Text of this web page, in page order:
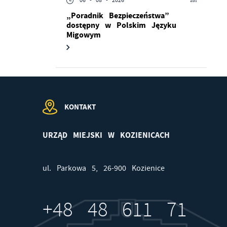
„Poradnik Bezpieczeństwa”
dostępny w Polskim Języku
Migowym
KONTAKT
URZĄD MIEJSKI W KOZIENICACH
ul. Parkowa 5, 26-900 Kozienice
+48 48 611 71